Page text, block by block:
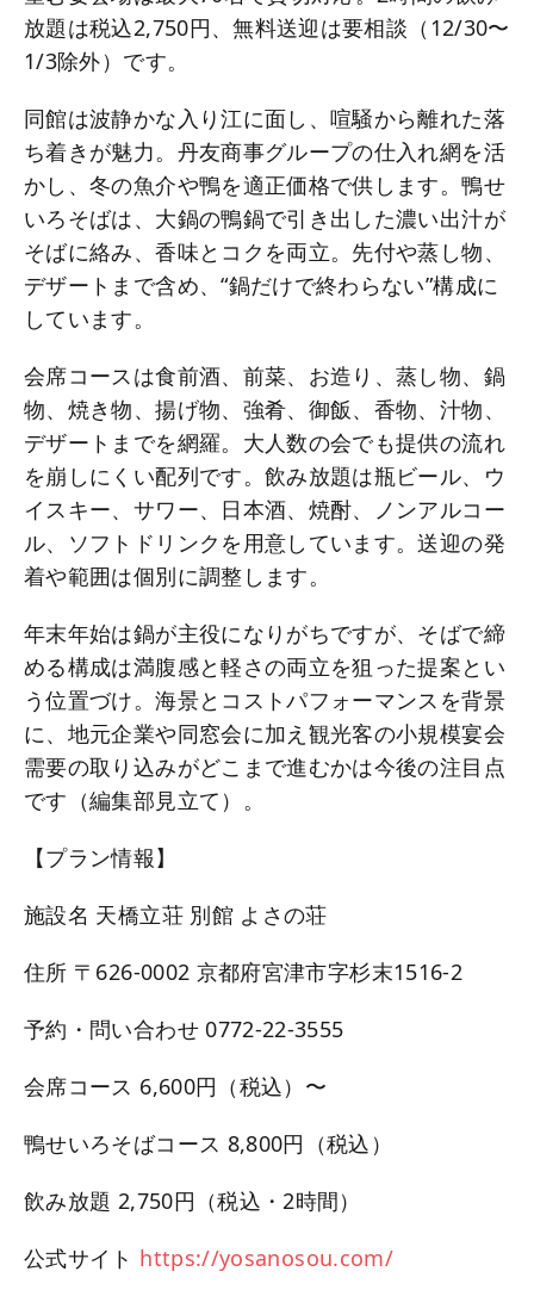
放題は税込2,750円、無料送迎は要相談（12/30〜
1/3除外）です。
同館は波静かな入り江に面し、喧騒から離れた落
ち着きが魅力。丹友商事グループの仕入れ網を活
かし、冬の魚介や鴨を適正価格で供します。鴨せ
いろそばは、大鍋の鴨鍋で引き出した濃い出汁が
そばに絡み、香味とコクを両立。先付や蒸し物、
デザートまで含め、“鍋だけで終わらない”構成に
しています。
会席コースは食前酒、前菜、お造り、蒸し物、鍋
物、焼き物、揚げ物、強肴、御飯、香物、汁物、
デザートまでを網羅。大人数の会でも提供の流れ
を崩しにくい配列です。飲み放題は瓶ビール、ウ
イスキー、サワー、日本酒、焼酎、ノンアルコー
ル、ソフトドリンクを用意しています。送迎の発
着や範囲は個別に調整します。
年末年始は鍋が主役になりがちですが、そばで締
める構成は満腹感と軽さの両立を狙った提案とい
う位置づけ。海景とコストパフォーマンスを背景
に、地元企業や同窓会に加え観光客の小規模宴会
需要の取り込みがどこまで進むかは今後の注目点
です（編集部見立て）。
【プラン情報】
施設名 天橋立荘 別館 よさの荘
住所 〒626-0002 京都府宮津市字杉末1516-2
予約・問い合わせ 0772-22-3555
会席コース 6,600円（税込）〜
鴨せいろそばコース 8,800円（税込）
飲み放題 2,750円（税込・2時間）
公式サイト https://yosanosou.com/